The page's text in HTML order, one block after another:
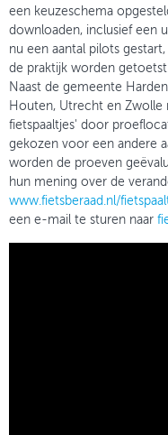
een keuzeschema
downloaden, inclusief een
nu een aantal pilots
de praktijk worden
Naast de gemeente
Houten, Utrecht en Zwolle
fietspaaltjes' door
gekozen voor een andere
worden de proeven
hun mening over de
www.fietsberaad.nl/
een e-mail te sturen naar